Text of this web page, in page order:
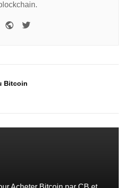
Bitcoin